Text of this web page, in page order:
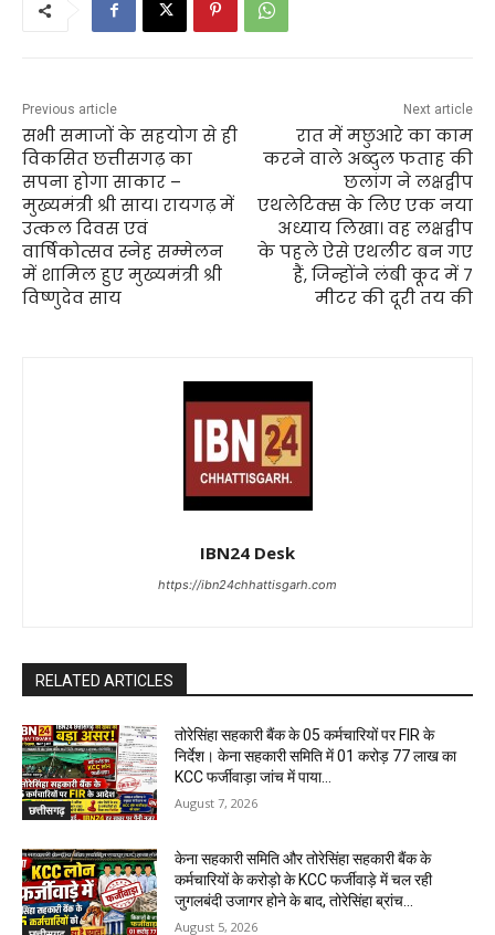
Previous article
सभी समाजों के सहयोग से ही
विकसित छत्तीसगढ़ का
सपना होगा साकार –
मुख्यमंत्री श्री साय। रायगढ़ में
उत्कल दिवस एवं
वार्षिकोत्सव स्नेह सम्मेलन
में शामिल हुए मुख्यमंत्री श्री
विष्णुदेव साय
Next article
रात में मछुआरे का काम
करने वाले अब्दुल फताह की
छलांग ने लक्षद्वीप
एथलेटिक्स के लिए एक नया
अध्याय लिखा। वह लक्षद्वीप
के पहले ऐसे एथलीट बन गए
हैं, जिन्होंने लंबी कूद में 7
मीटर की दूरी तय की
IBN24 Desk
https://ibn24chhattisgarh.com
RELATED ARTICLES
छत्तीसगढ़
तोरेसिंहा सहकारी बैंक के 05 कर्मचारियों पर FIR के
निर्देश। केना सहकारी समिति में 01 करोड़ 77 लाख का
KCC फर्जीवाड़ा जांच में पाया...
August 7, 2026
केना सहकारी समिति और तोरेसिंहा सहकारी बैंक के
कर्मचारियों के करोड़ो के KCC फर्जीवाड़े में चल रही
जुगलबंदी उजागर होने के बाद, तोरेसिंहा ब्रांच...
August 5, 2026